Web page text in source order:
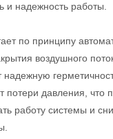
и надежность работы.
по принципу
воздушного
надежную
потери давления, что
работу системы и